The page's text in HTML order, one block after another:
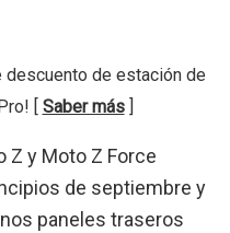
descuento de estación de
[ Saber más]
Z y Moto Z Force
de septiembre y
paneles traseros